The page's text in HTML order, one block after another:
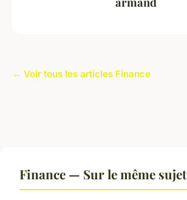
← Voir tous les articles Finance
Finance — Sur le même sujet